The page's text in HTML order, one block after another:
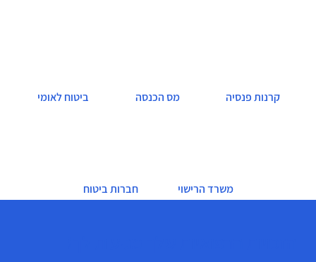
ביטוח לאומי מס הכנסה קרנות פנסיה
חברות ביטוח משרד הרישוי